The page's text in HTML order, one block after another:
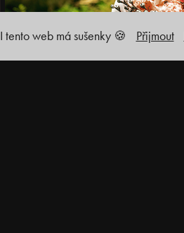
I tento web má sušenky 🍪 Přijmout